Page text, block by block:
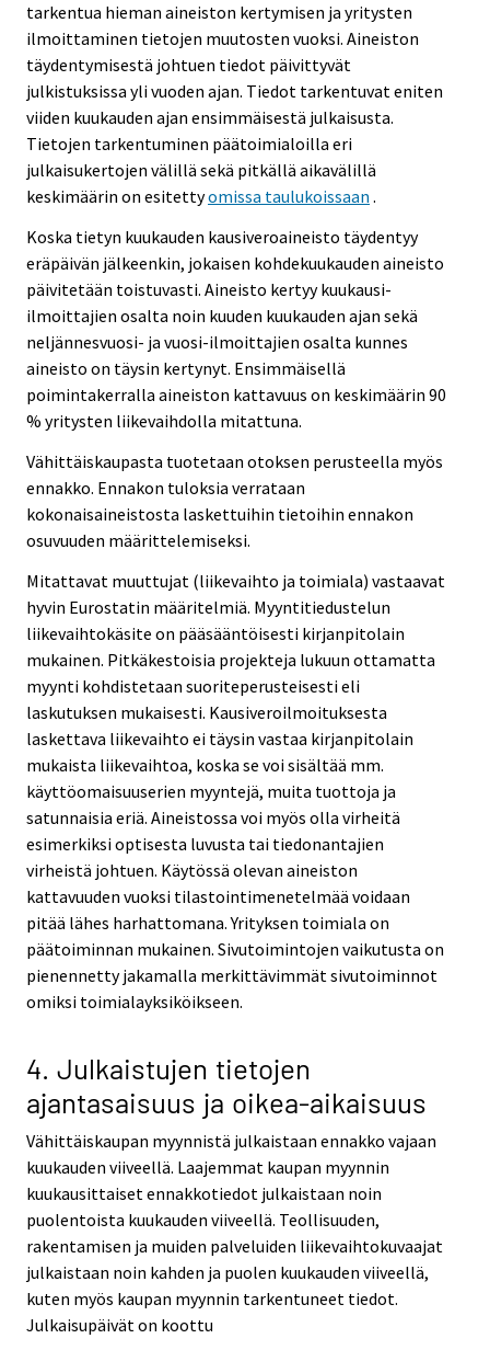
tarkentua hieman aineiston kertymisen ja yritysten
ilmoittaminen tietojen muutosten vuoksi. Aineiston
täydentymisestä johtuen tiedot päivittyvät
julkistuksissa yli vuoden ajan. Tiedot tarkentuvat eniten
viiden kuukauden ajan ensimmäisestä julkaisusta.
Tietojen tarkentuminen päätoimialoilla eri
julkaisukertojen välillä sekä pitkällä aikavälillä
keskimäärin on esitettyomissa taulukoissaan .
Koska tietyn kuukauden kausiveroaineisto täydentyy
eräpäivän jälkeenkin, jokaisen kohdekuukauden aineisto
päivitetään toistuvasti. Aineisto kertyy kuukausi-
ilmoittajien osalta noin kuuden kuukauden ajan sekä
neljännesvuosi- ja vuosi-ilmoittajien osalta kunnes
aineisto on täysin kertynyt. Ensimmäisellä
poimintakerralla aineiston kattavuus on keskimäärin 90
% yritysten liikevaihdolla mitattuna.
Vähittäiskaupasta tuotetaan otoksen perusteella myös
ennakko. Ennakon tuloksia verrataan
kokonaisaineistosta laskettuihin tietoihin ennakon
osuvuuden määrittelemiseksi.
Mitattavat muuttujat (liikevaihto ja toimiala) vastaavat
hyvin Eurostatin määritelmiä. Myyntitiedustelun
liikevaihtokäsite on pääsääntöisesti kirjanpitolain
mukainen. Pitkäkestoisia projekteja lukuun ottamatta
myynti kohdistetaan suoriteperusteisesti eli
laskutuksen mukaisesti. Kausiveroilmoituksesta
laskettava liikevaihto ei täysin vastaa kirjanpitolain
mukaista liikevaihtoa, koska se voi sisältää mm.
käyttöomaisuuserien myyntejä, muita tuottoja ja
satunnaisia eriä. Aineistossa voi myös olla virheitä
esimerkiksi optisesta luvusta tai tiedonantajien
virheistä johtuen. Käytössä olevan aineiston
kattavuuden vuoksi tilastointimenetelmää voidaan
pitää lähes harhattomana. Yrityksen toimiala on
päätoiminnan mukainen. Sivutoimintojen vaikutusta on
pienennetty jakamalla merkittävimmät sivutoiminnot
omiksi toimialayksiköikseen.
4. Julkaistujen tietojen
ajantasaisuus ja oikea-aikaisuus
Vähittäiskaupan myynnistä julkaistaan ennakko vajaan
kuukauden viiveellä. Laajemmat kaupan myynnin
kuukausittaiset ennakkotiedot julkaistaan noin
puolentoista kuukauden viiveellä. Teollisuuden,
rakentamisen ja muiden palveluiden liikevaihtokuvaajat
julkaistaan noin kahden ja puolen kuukauden viiveellä,
kuten myös kaupan myynnin tarkentuneet tiedot.
Julkaisupäivät on koottu